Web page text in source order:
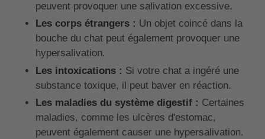
peuvent provoquer une salivation excessive.
Les corps étrangers : Un objet coincé dans la
bouche du chat peut également provoquer une
hypersalivation.
Les intoxications : Si votre chat a ingéré une
substance toxique, il peut baver en réaction.
Les maladies du système digestif : Certaines
maladies, comme les ulcères d'estomac,
peuvent également causer une hypersalivation.